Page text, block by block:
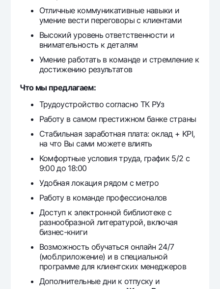
Отличные коммуникативные навыки и
умение вести переговоры с клиентами
Высокий уровень ответственности и
внимательность к деталям
Умение работать в команде и стремление к
достижению результатов
Что мы предлагаем:
Трудоустройство согласно ТК РУз
Работу в самом престижном банке страны
Стабильная заработная плата: оклад + KPI,
на что Вы сами можете влиять
Комфортные условия труда, график 5/2 с
9:00 до 18:00
Удобная локация рядом с метро
Работу в команде профессионалов
Доступ к электронной библиотеке с
разнообразной литературой, включая
бизнес-книги
Возможность обучаться онлайн 24/7
(моб.приложение) и в специальной
программе для клиентских менеджеров
Дополнительные дни к отпуску и